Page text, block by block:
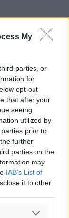
My
parties, or
for
opt-out
that after your
seeing
utilized by
prior to
further
parties on the
may
IAB’s List of
it to other